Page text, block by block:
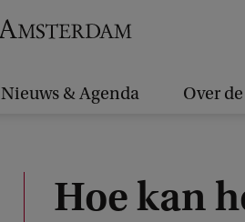
Nieuws & Agenda Over
Hoe kan